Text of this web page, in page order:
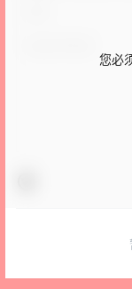
您必